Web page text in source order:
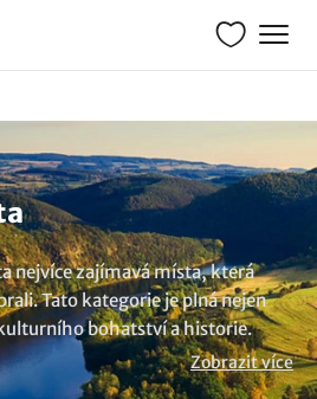
nejvíce zajímavá místa, která
Tato kategorie je plná nejen
bohatství a historie.
se určitě dozvíte mnohoZobrazit více